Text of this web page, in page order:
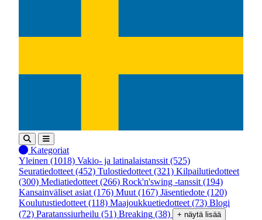
Kategoriat
Yleinen (1018) Vakio- ja latinalaistanssit (525)
Seuratiedotteet (452) Tulostiedotteet (321) Kilpailutiedotteet
(300) Mediatiedotteet (266) Rock'n'swing -tanssit (194)
Kansainväliset asiat (176) Muut (167) Jäsentiedote (120)
Koulutustiedotteet (118) Maajoukkuetiedotteet (73) Blogi
(72) Paratanssiurheilu (51) Breaking (38) + näytä lisää